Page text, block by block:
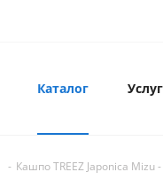
Каталог
- Кашпо TREEZ Japonica Mizu